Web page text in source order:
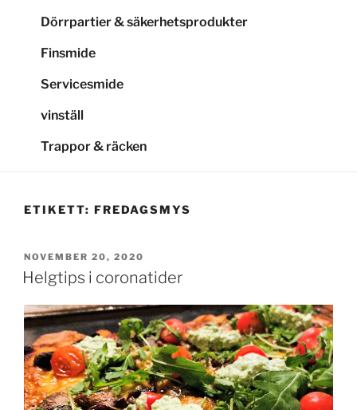
Dörrpartier & säkerhetsprodukter
Finsmide
Servicesmide
vinställ
Trappor & räcken
ETIKETT: FREDAGSMYS
PUBLICERAT
NOVEMBER 20, 2020
Helgtips i coronatider